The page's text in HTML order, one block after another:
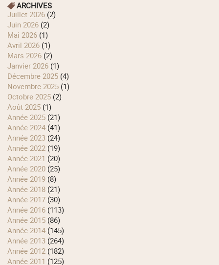
ARCHIVES
juillet 2026 (2)
juin 2026 (2)
mai 2026 (1)
avril 2026 (1)
mars 2026 (2)
janvier 2026 (1)
décembre 2025 (4)
novembre 2025 (1)
octobre 2025 (2)
août 2025 (1)
année 2025 (21)
année 2024 (41)
année 2023 (24)
année 2022 (19)
année 2021 (20)
année 2020 (25)
année 2019 (8)
année 2018 (21)
année 2017 (30)
année 2016 (113)
année 2015 (86)
année 2014 (145)
année 2013 (264)
année 2012 (182)
année 2011 (125)